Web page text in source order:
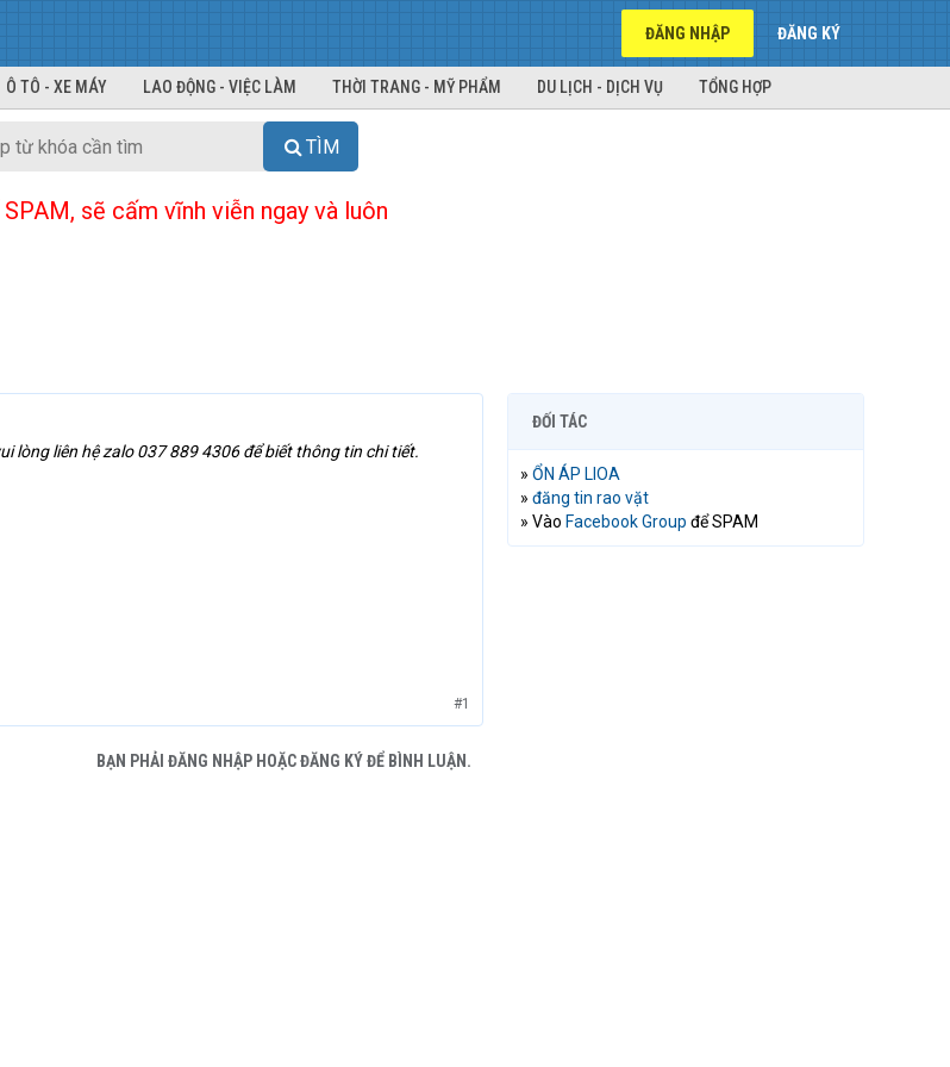
ĐĂNG NHẬP ĐĂNG KÝ
Ô TÔ - XE MÁY LAO ĐỘNG - VIỆC LÀM THỜI TRANG - MỸ PHẨM DU LỊCH - DỊCH VỤ TỔNG HỢP
TÌM
sẽ cấm vĩnh viễn ngay và luôn
lòng liên hệ zalo 037 889 4306 để biết thông tin chi tiết.
#1
BẠN PHẢI ĐĂNG NHẬP HOẶC ĐĂNG KÝ ĐỂ BÌNH LUẬN.
ĐỐI TÁC
» ỔN ÁP LIOA
» đăng tin rao vặt
» Vào Facebook Group để SPAM